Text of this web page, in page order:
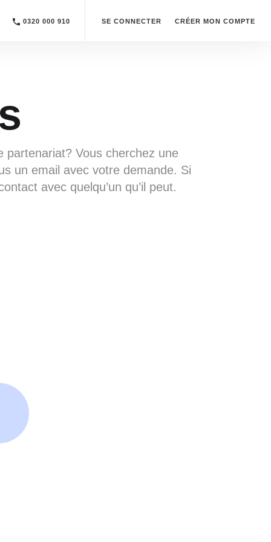
0320 000 910 SE CONNECTER CRÉER MON COMPTE
Vous cherchez une
un email avec votre demande. Si
avec quelqu’un qu’il peut.